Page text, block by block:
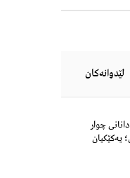
لێدوانەكان
چوار
یەكێكیان